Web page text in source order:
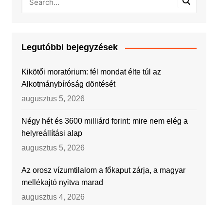
Legutóbbi bejegyzések
Kikötői moratórium: fél mondat élte túl az
Alkotmánybíróság döntését
augusztus 5, 2026
Négy hét és 3600 milliárd forint: mire nem elég a
helyreállítási alap
augusztus 5, 2026
Az orosz vízumtilalom a főkaput zárja, a magyar
mellékajtó nyitva marad
augusztus 4, 2026